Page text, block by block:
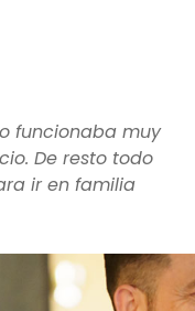
funcionaba muy
De resto todo
ir en familia